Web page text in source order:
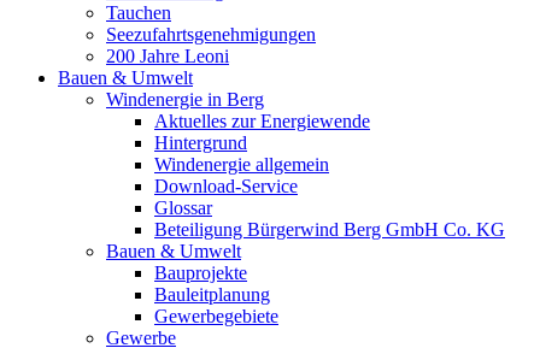
Tauchen
Seezufahrtsgenehmigungen
200 Jahre Leoni
Bauen & Umwelt
Windenergie in Berg
Aktuelles zur Energiewende
Hintergrund
Windenergie allgemein
Download-Service
Glossar
Beteiligung Bürgerwind Berg GmbH Co. KG
Bauen & Umwelt
Bauprojekte
Bauleitplanung
Gewerbegebiete
Gewerbe